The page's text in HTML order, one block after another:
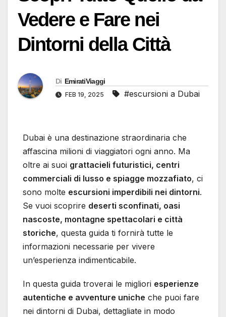
Vedere e Fare nei
Dintorni della Città
Di EmiratiViaggi
FEB 19, 2025 #escursioni a Dubai
Dubai è una destinazione straordinaria che
affascina milioni di viaggiatori ogni anno. Ma
oltre ai suoi grattacieli futuristici, centri
commerciali di lusso e spiagge mozzafiato, ci
sono molte escursioni imperdibili nei dintorni.
Se vuoi scoprire deserti sconfinati, oasi
nascoste, montagne spettacolari e città
storiche, questa guida ti fornirà tutte le
informazioni necessarie per vivere
un’esperienza indimenticabile.
In questa guida troverai le migliori esperienze
autentiche e avventure uniche che puoi fare
nei dintorni di Dubai, dettagliate in modo